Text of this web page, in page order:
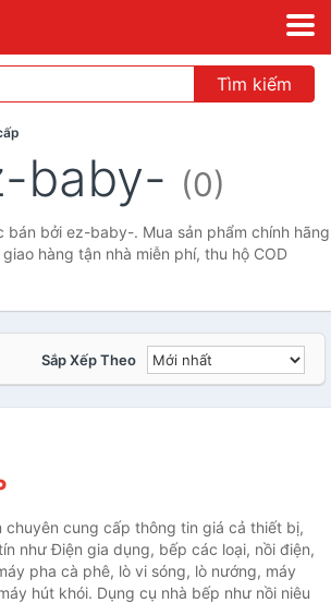
Tìm kiếm
baby- (0)
bán bởi ez-baby-. Mua sản phẩm chính hãng
hàng tận nhà miễn phí, thu hộ COD
Sắp Xếp Theo
chuyên cung cấp thông tin giá cả thiết bị,
như Điện gia dụng, bếp các loại, nồi điện,
pha cà phê, lò vi sóng, lò nướng, máy
hút khói. Dụng cụ nhà bếp như nồi niêu